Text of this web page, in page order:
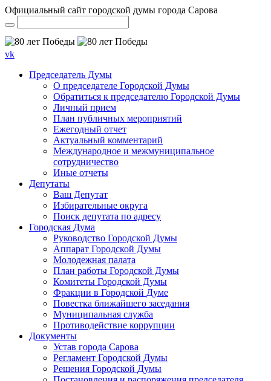
Официальный сайт городской думы города Сарова
vk
Председатель Думы
О председателе Городской Думы
Обратиться к председателю Городской Думы
Личный прием
План публичных мероприятий
Ежегодный отчет
Актуальный комментарий
Международное и межмуниципальное
сотрудничество
Иные отчеты
Депутаты
Ваш Депутат
Избирательные округа
Поиск депутата по адресу
Городская Дума
Руководство Городской Думы
Аппарат Городской Думы
Молодежная палата
План работы Городской Думы
Комитеты Городской Думы
Фракции в Городской Думе
Повестка ближайшего заседания
Муниципальная служба
Противодействие коррупции
Документы
Устав города Сарова
Регламент Городской Думы
Решения Городской Думы